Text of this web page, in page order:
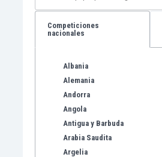
Competiciones
nacionales
Albania
Alemania
Andorra
Angola
Antigua y Barbuda
Arabia Saudita
Argelia